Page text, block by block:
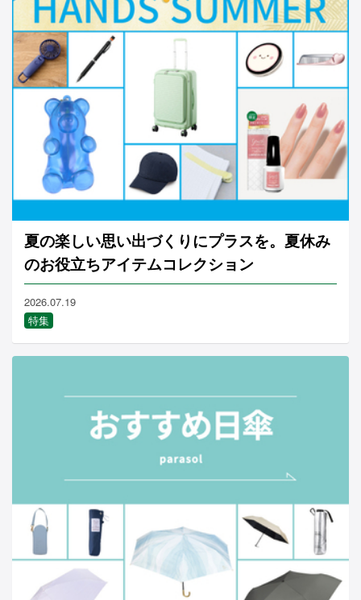
夏の楽しい思い出づくりにプラスを。夏休み
のお役立ちアイテムコレクション
2026.07.19
特集